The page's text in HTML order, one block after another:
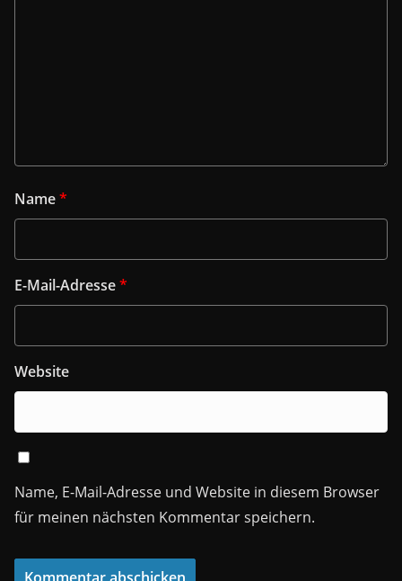
Name*
E-Mail-Adresse*
Website
Name, E-Mail-Adresse und Website in diesem Browser
für meinen nächsten Kommentar speichern.